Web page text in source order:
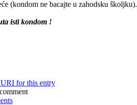
(kondom ne bacajte u zahodsku školjku).
isti kondom !
for this entry